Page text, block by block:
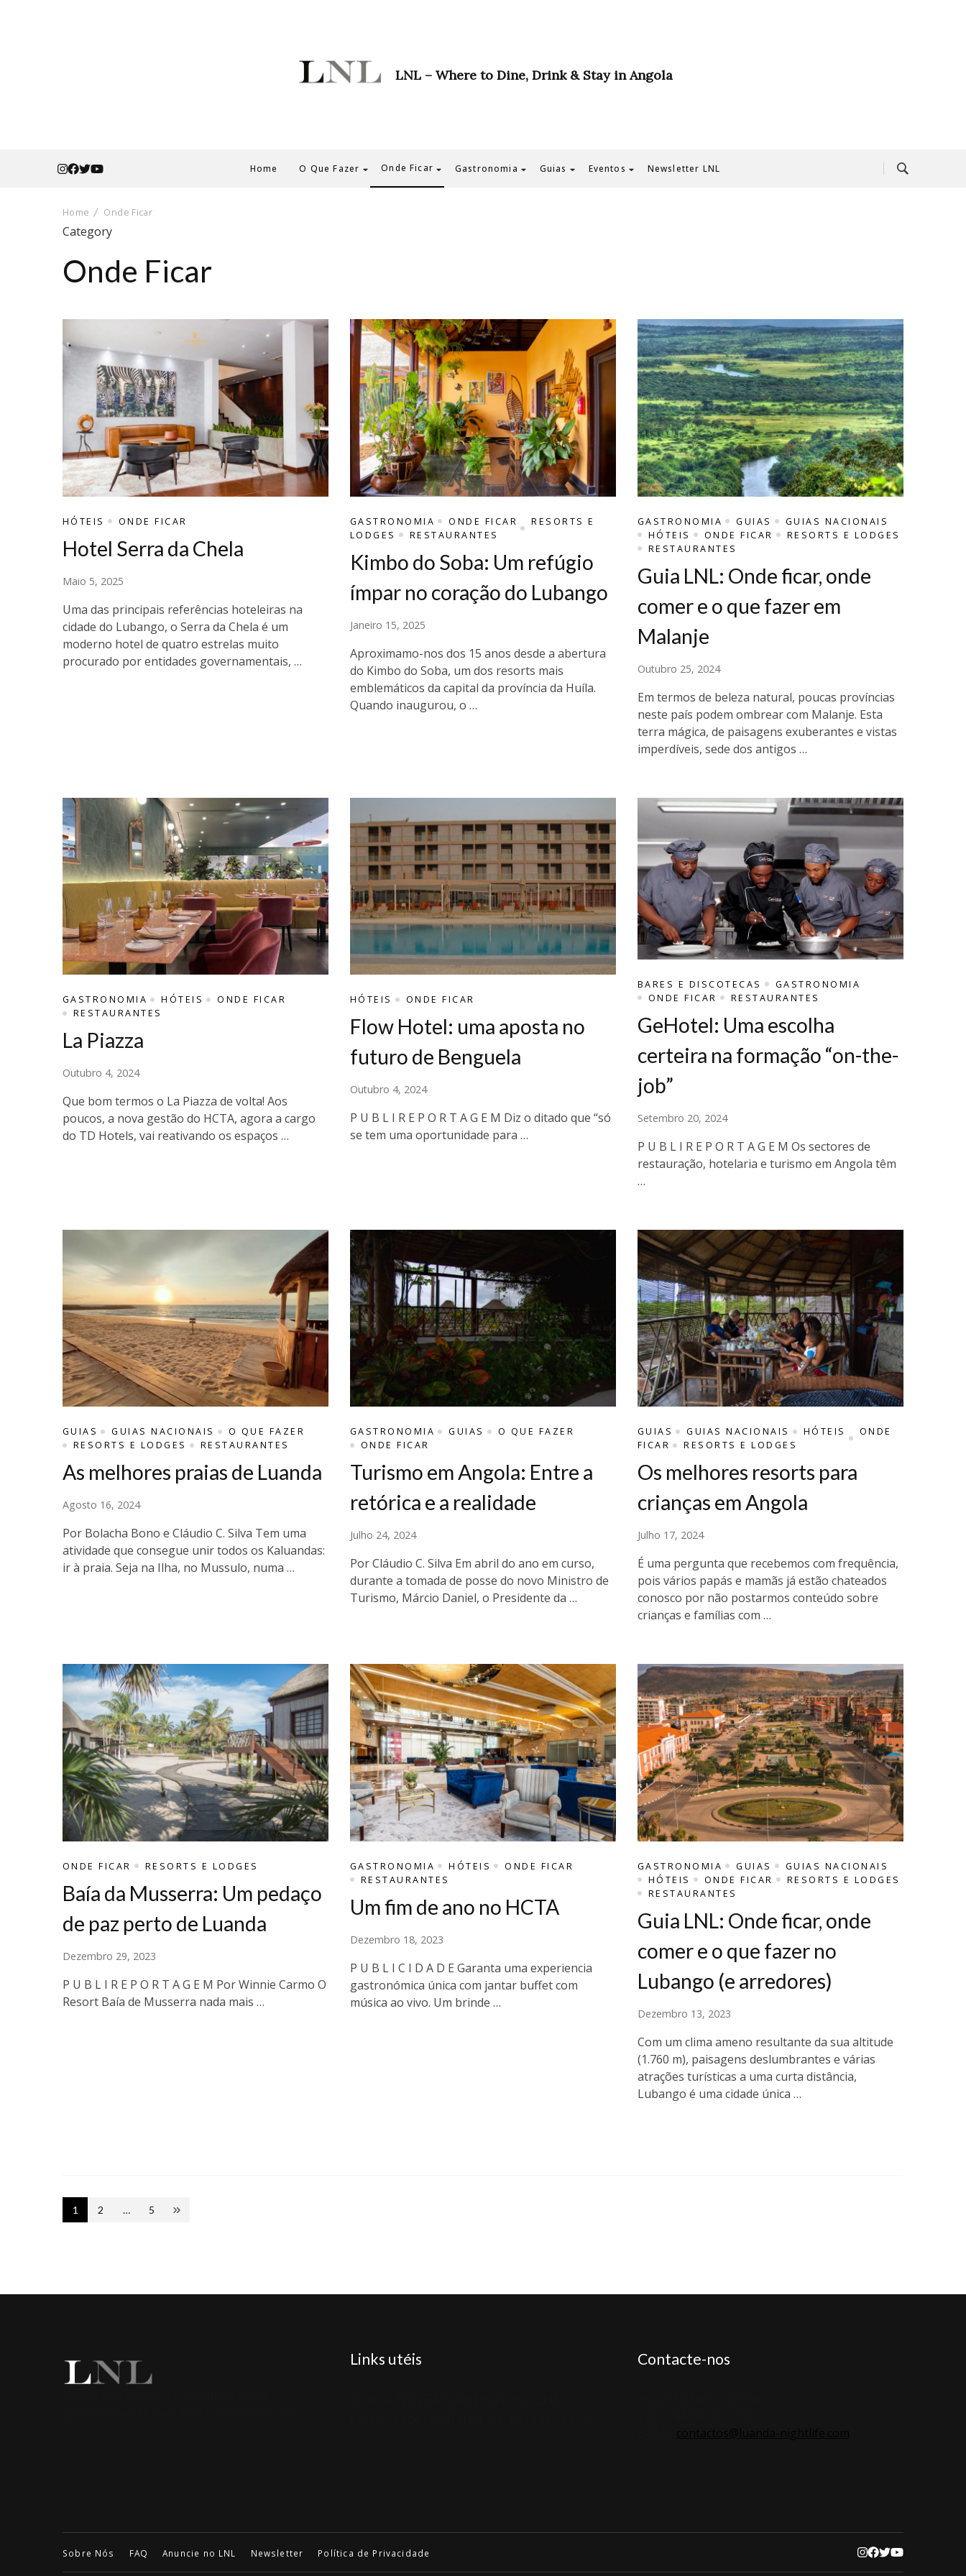
LNL – Where to Dine, Drink & Stay in Angola
Home O Que Fazer Onde Ficar Gastronomia Guias Eventos Newsletter LNL
Home Onde Ficar
Category
Onde Ficar
HÓTEIS ONDE FICAR
Hotel Serra da Chela
Maio 5, 2025
Uma das principais referências hoteleiras na
cidade do Lubango, o Serra da Chela é um
moderno hotel de quatro estrelas muito
procurado por entidades governamentais, …
GASTRONOMIA ONDE FICAR
RESORTS E
LODGES
RESTAURANTES
Kimbo do Soba: Um refúgio
ímpar no coração do Lubango
Janeiro 15, 2025
Aproximamo-nos dos 15 anos desde a abertura
do Kimbo do Soba, um dos resorts mais
emblemáticos da capital da província da Huíla.
Quando inaugurou, o …
GASTRONOMIA GUIAS
GUIAS NACIONAIS
HÓTEIS
ONDE FICAR
RESORTS E LODGES
RESTAURANTES
Guia LNL: Onde ficar, onde
comer e o que fazer em
Malanje
Outubro 25, 2024
Em termos de beleza natural, poucas províncias
neste país podem ombrear com Malanje. Esta
terra mágica, de paisagens exuberantes e vistas
imperdíveis, sede dos antigos …
GASTRONOMIA HÓTEIS
ONDE FICAR
RESTAURANTES
La Piazza
Outubro 4, 2024
Que bom termos o La Piazza de volta! Aos
poucos, a nova gestão do HCTA, agora a cargo
do TD Hotels, vai reativando os espaços …
HÓTEIS ONDE FICAR
Flow Hotel: uma aposta no
futuro de Benguela
Outubro 4, 2024
P U B L I R E P O R T A G E M Diz o ditado que “só
se tem uma oportunidade para …
BARES E DISCOTECAS
GASTRONOMIA
ONDE FICAR
RESTAURANTES
GeHotel: Uma escolha
certeira na formação “on-the-
job”
Setembro 20, 2024
P U B L I R E P O R T A G E M Os sectores de
restauração, hotelaria e turismo em Angola têm
…
GUIAS GUIAS NACIONAIS
O QUE FAZER
RESORTS E LODGES
RESTAURANTES
As melhores praias de Luanda
Agosto 16, 2024
Por Bolacha Bono e Cláudio C. Silva Tem uma
atividade que consegue unir todos os Kaluandas:
ir à praia. Seja na Ilha, no Mussulo, numa …
GASTRONOMIA GUIAS
O QUE FAZER
ONDE FICAR
Turismo em Angola: Entre a
retórica e a realidade
Julho 24, 2024
Por Cláudio C. Silva Em abril do ano em curso,
durante a tomada de posse do novo Ministro de
Turismo, Márcio Daniel, o Presidente da …
GUIAS GUIAS NACIONAIS HÓTEIS
ONDE
FICAR
RESORTS E LODGES
Os melhores resorts para
crianças em Angola
Julho 17, 2024
É uma pergunta que recebemos com frequência,
pois vários papás e mamãs já estão chateados
conosco por não postarmos conteúdo sobre
crianças e famílias com …
ONDE FICAR RESORTS E LODGES
Baía da Musserra: Um pedaço
de paz perto de Luanda
Dezembro 29, 2023
P U B L I R E P O R T A G E M Por Winnie Carmo O
Resort Baía de Musserra nada mais …
GASTRONOMIA HÓTEIS
ONDE FICAR
RESTAURANTES
Um fim de ano no HCTA
Dezembro 18, 2023
P U B L I C I D A D E Garanta uma experiencia
gastronómica única com jantar buffet com
música ao vivo. Um brinde …
GASTRONOMIA GUIAS
GUIAS NACIONAIS
HÓTEIS
ONDE FICAR
RESORTS E LODGES
RESTAURANTES
Guia LNL: Onde ficar, onde
comer e o que fazer no
Lubango (e arredores)
Dezembro 13, 2023
Com um clima ameno resultante da sua altitude
(1.760 m), paisagens deslumbrantes e várias
atrações turísticas a uma curta distância,
Lubango é uma cidade única …
Posts
Page
1 Page
2 … Page
5
Links utéis Contacte-nos
Sobre Nós FAQ Anuncie no LNL Newsletter Política de Privacidade